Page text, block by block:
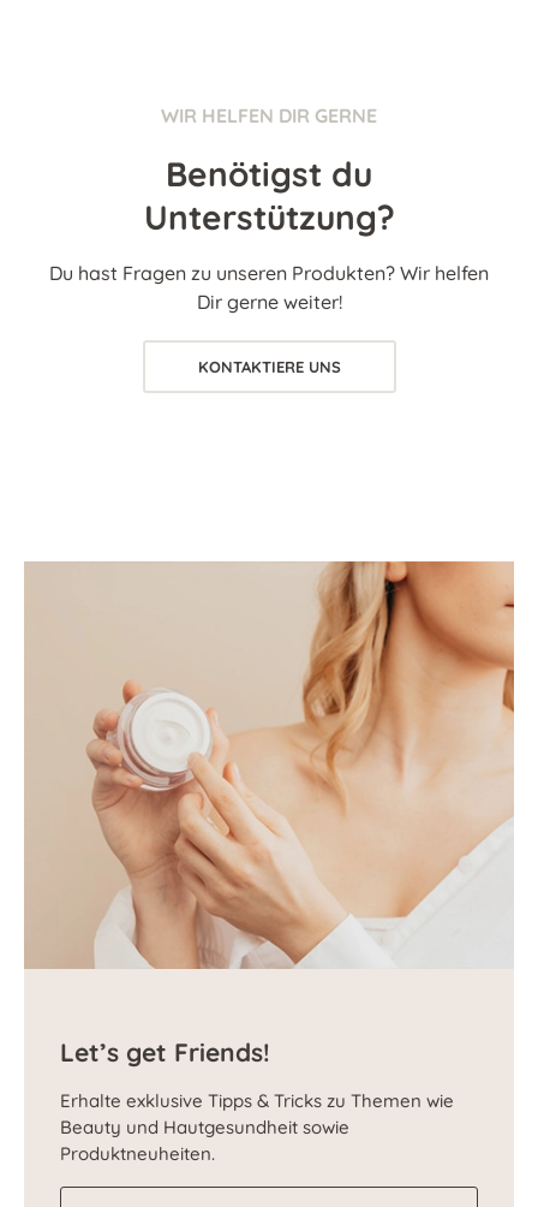
WIR HELFEN DIR GERNE
Benötigst du
Unterstützung?
Du hast Fragen zu unseren Produkten? Wir helfen
Dir gerne weiter!
KONTAKTIERE UNS
Let’s get Friends!
Erhalte exklusive Tipps & Tricks zu Themen wie
Beauty und Hautgesundheit sowie
Produktneuheiten.